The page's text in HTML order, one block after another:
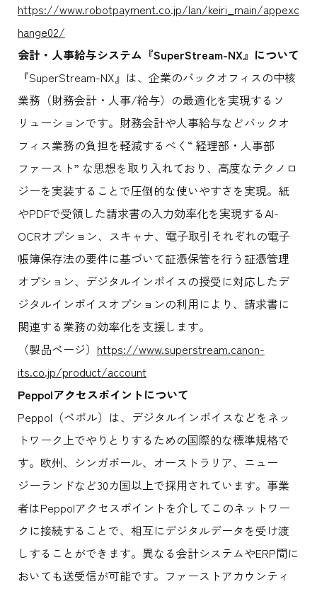
https://www.robotpayment.co.jp/lan/keiri_main/appexc
hange02/
会計・人事給与システム『SuperStream-NX』について
『SuperStream-NX』は、企業のバックオフィスの中核
業務（財務会計・人事/給与）の最適化を実現するソ
リューションです。財務会計や人事給与などバックオ
フィス業務の負担を軽減するべく“ 経理部・人事部
ファースト” な思想を取り入れており、高度なテクノロ
ジーを実装することで圧倒的な使いやすさを実現。紙
やPDFで受領した請求書の入力効率化を実現するAI-
OCRオプション、スキャナ、電子取引それぞれの電子
帳簿保存法の要件に基づいて証憑保管を行う証憑管理
オプション、デジタルインボイスの授受に対応したデ
ジタルインボイスオプションの利用により、請求書に
関連する業務の効率化を支援します。
（製品ページ） https://www.superstream.canon-
its.co.jp/product/account
Peppolアクセスポイントについて
Peppol（ペポル）は、デジタルインボイスなどをネッ
トワーク上でやりとりするための国際的な標準規格で
す。欧州、シンガポール、オーストラリア、ニュー
ジーランドなど30カ国以上で採用されています。事業
者はPeppolアクセスポイントを介してこのネットワー
クに接続することで、相互にデジタルデータを受け渡
しすることができます。異なる会計システムやERP間に
おいても送受信が可能です。ファーストアカウンティ